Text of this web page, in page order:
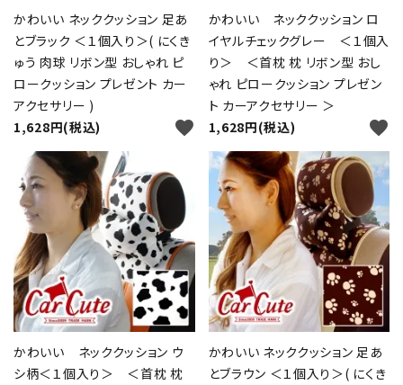
かわいい ネッククッション 足あ
とブラック ＜１個入り＞( にくき
ゅう 肉球 リボン型 おしゃれ ピ
ロークッション プレゼント カー
アクセサリー )
1,628円(税込)
favorite
かわいい ネッククッション ロ
イヤルチェックグレー ＜１個入
り＞ ＜首枕 枕 リボン型 おし
ゃれ ピロークッション プレゼン
ト カーアクセサリー ＞
1,628円(税込)
favorite
かわいい ネッククッション ウ
シ柄＜１個入り＞ ＜首枕 枕
かわいい ネッククッション 足あ
とブラウン ＜１個入り＞( にくき